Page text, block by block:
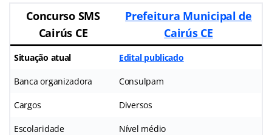
Concurso SMS
Cairús CE
Prefeitura Municipal de
Cairús CE
Situação atual Edital publicado
Banca organizadora Consulpam
Cargos Diversos
Escolaridade Nível médio